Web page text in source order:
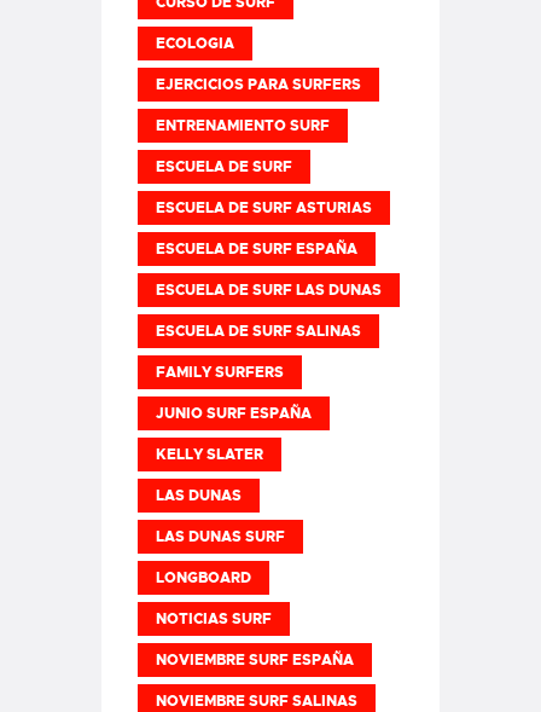
ECOLOGIA
EJERCICIOS PARA SURFERS
ENTRENAMIENTO SURF
ESCUELA DE SURF
ESCUELA DE SURF ASTURIAS
ESCUELA DE SURF ESPAÑA
ESCUELA DE SURF LAS DUNAS
ESCUELA DE SURF SALINAS
FAMILY SURFERS
JUNIO SURF ESPAÑA
KELLY SLATER
LAS DUNAS
LAS DUNAS SURF
LONGBOARD
NOTICIAS SURF
NOVIEMBRE SURF ESPAÑA
NOVIEMBRE SURF SALINAS